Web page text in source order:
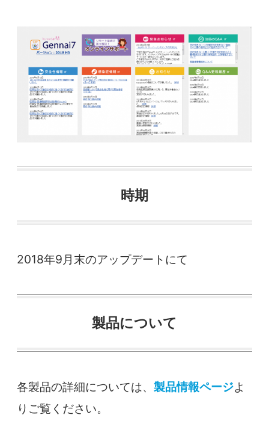
時期
2018年9月末のアップデートにて
製品について
各製品の詳細については、 製品情報ページよ
りご覧ください。